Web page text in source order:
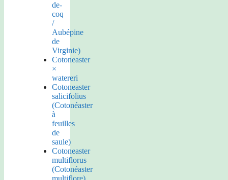
de-
coq
/
Aubépine
de
Virginie)
Cotoneaster
×
watereri
Cotoneaster
salicifolius
(Cotonéaster
à
feuilles
de
saule)
Cotoneaster
multiflorus
(Cotonéaster